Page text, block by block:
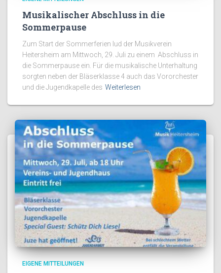
Musikalischer Abschluss in die
Sommerpause
Zum Start der Sommerferien lud der Musikverein
Heitersheim am Mittwoch, 29. Juli zu einem Abschluss in
die Sommerpause ein. Für die musikalische Unterhaltung
sorgten neben der Bläserklasse 4 auch das Vororchester
und die Jugendkapelle des Weiterlesen
EIGENE MITTEILUNGEN